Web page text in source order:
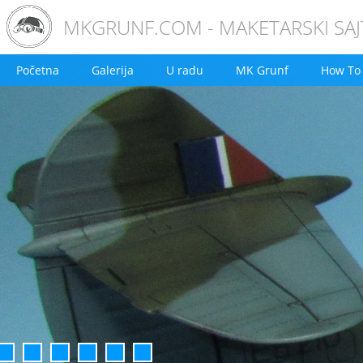
MKGRUNF.COM - MAKETARSKI
Početna Galerija U radu MK Grunf How To